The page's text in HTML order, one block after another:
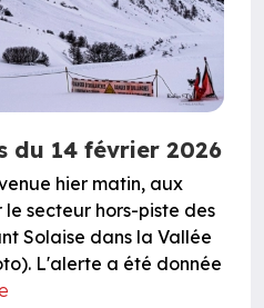
du 14 février 2026
hier matin, aux
le secteur hors-piste des
Solaise dans la Vallée
L'alerte a été donnée